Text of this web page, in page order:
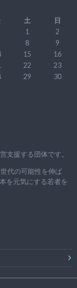
土
日
1
2
8
9
15
16
22
23
29
30
支援する団体です。
代の可能性を伸ば
を元気にする若者を